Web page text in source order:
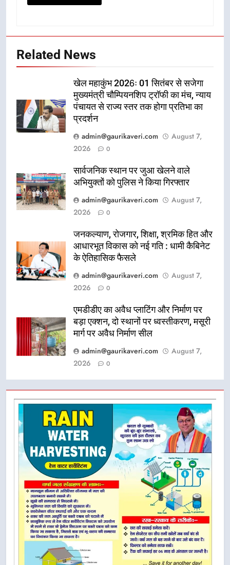
Related News
खेल महाकुंभ 2026ः 01 सितंबर से सजेगा
मुख्यमंत्री चौम्पियनशिप ट्रॉफी का मंच, न्याय
पंचायत से राज्य स्तर तक होगा प्रतिभा का
प्रदर्शन
admin@gaurikaveri.com
August 7,
2026
0
सार्वजनिक स्थान पर जुआ खेलने वाले
अभियुक्तों को पुलिस ने किया गिरफ्तार
admin@gaurikaveri.com
August 7,
2026
0
जनकल्याण, रोजगार, शिक्षा, श्रमिक हित और
आधारभूत विकास को नई गति : धामी कैबिनेट
के ऐतिहासिक फैसले
admin@gaurikaveri.com
August 7,
2026
0
एमडीडीए का अवैध प्लाटिंग और निर्माण पर
बड़ा एक्शन, दो स्थानों पर ध्वस्तीकरण, मसूरी
मार्ग पर अवैध निर्माण सील
admin@gaurikaveri.com
August 7,
2026
0